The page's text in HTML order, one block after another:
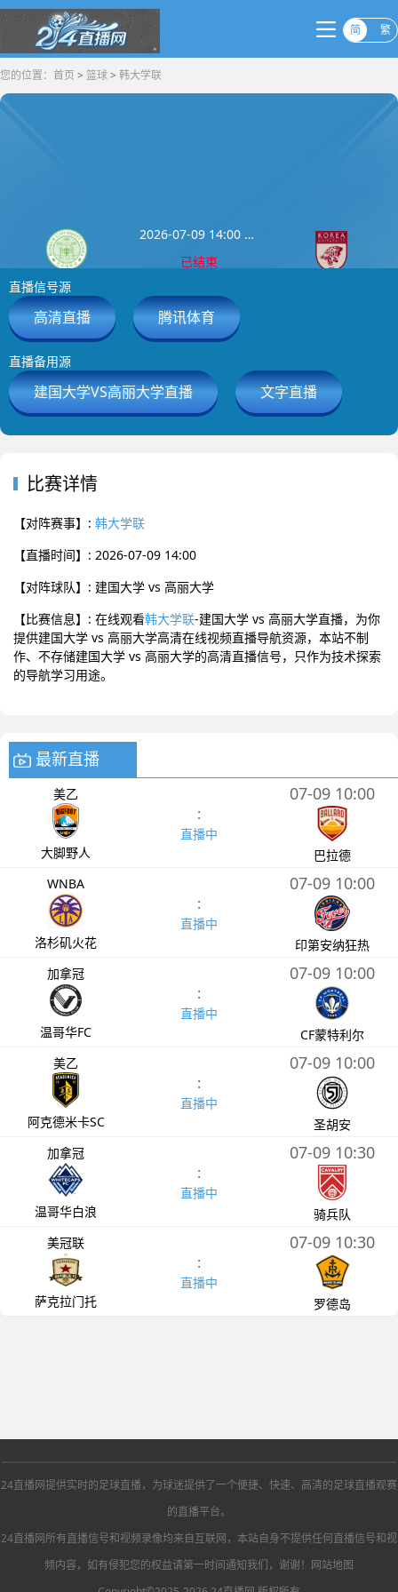
简 繁
您的位置： 首页 > 篮球> 韩大学联
建国大学
2026-07-09 14:00 韩大学联
已结束
0:0
直播信号源
高清直播 腾讯体育
直播备用源
建国大学VS高丽大学直播 文字直播
比赛详情
【对阵赛事】: 韩大学联
【直播时间】: 2026-07-09 14:00
【对阵球队】: 建国大学 vs 高丽大学
【比赛信息】: 在线观看韩大学联-建国大学 vs 高丽大学直播，为你
提供建国大学 vs 高丽大学高清在线视频直播导航资源，本站不制
作、不存储建国大学 vs 高丽大学的高清直播信号，只作为技术探索
的导航学习用途。
最新直播
美乙
大脚野人
:
直播中
07-09 10:00
巴拉德
WNBA
洛杉矶火花
:
直播中
07-09 10:00
印第安纳狂热
加拿冠
温哥华FC
:
直播中
07-09 10:00
CF蒙特利尔
美乙
阿克德米卡SC
:
直播中
07-09 10:00
圣胡安
加拿冠
温哥华白浪
:
直播中
07-09 10:30
骑兵队
美冠联
萨克拉门托
:
直播中
07-09 10:30
罗德岛
24直播网提供实时的足球直播，为球迷提供了一个便捷、快速、高清的足球直播观赛
的直播平台。
24直播网所有直播信号和视频录像均来自互联网，本站自身不提供任何直播信号和视
频内容，如有侵犯您的权益请第一时间通知我们，谢谢！ 网站地图